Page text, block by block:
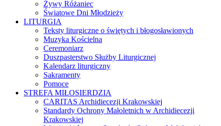
Żywy Różaniec
Światowe Dni Młodzieży
LITURGIA
Teksty liturgiczne o świętych i błogosławionych
Muzyka Kościelna
Ceremoniarz
Duszpasterstwo Służby Liturgicznej
Kalendarz liturgiczny
Sakramenty
Pomoce
STREFA MIŁOSIERDZIA
CARITAS Archidiecezji Krakowskiej
Standardy Ochrony Małoletnich w Archidiecezji
Krakowskiej